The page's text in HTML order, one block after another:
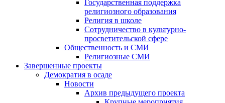
Государственная поддержка
религиозного образования
Религия в школе
Сотрудничество в культурно-
просветительской сфере
Общественность и СМИ
Религиозные СМИ
Завершенные проекты
Демократия в осаде
Новости
Архив предыдущего проекта